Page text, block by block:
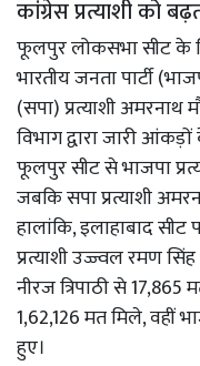
कांग्रेस प्रत्याशी को
फूलपुर लोकसभा सीट के
भारतीय जनता पार्टी
(सपा) प्रत्याशी
विभाग द्वारा जारी
फूलपुर सीट से भाजपा
जबकि सपा प्रत्याशी
हालांकि, इलाहाबाद
प्रत्याशी उज्ज्वल रमण सिंह
नीरज त्रिपाठी से 17,865
1,62,126 मत मिले, वहीं
हुए।